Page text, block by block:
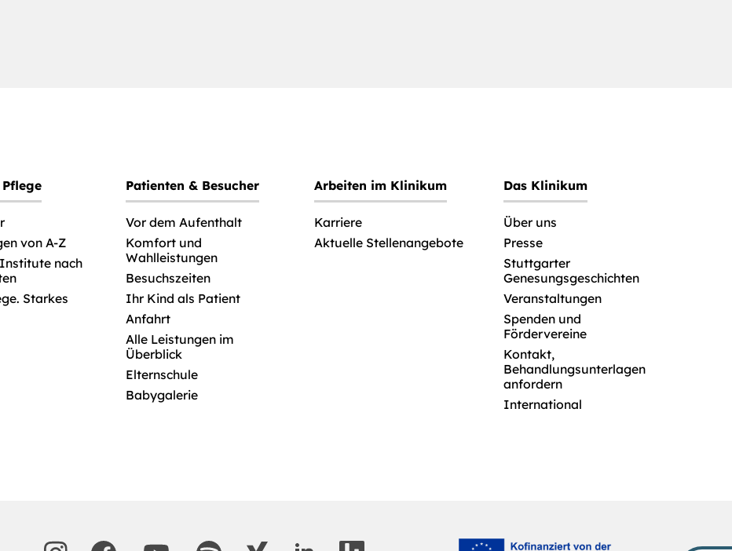
von A-Z
nach
Starkes
Patienten & Besucher
Vor dem Aufenthalt
Komfort und
Wahlleistungen
Besuchszeiten
Ihr Kind als Patient
Anfahrt
Alle Leistungen im
Überblick
Elternschule
Babygalerie
Arbeiten im Klinikum
Karriere
Aktuelle Stellenangebote
Das Klinikum
Über uns
Presse
Stuttgarter
Genesungsgeschichten
Veranstaltungen
Spenden und
Fördervereine
Kontakt,
Behandlungsunterlagen
anfordern
International